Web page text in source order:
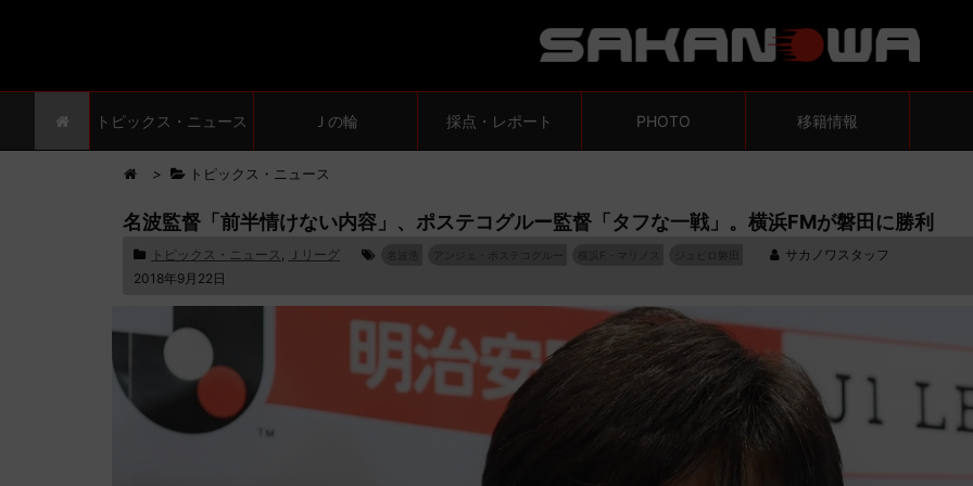
トピックス・ニュース Ｊの輪 採点・レポート PHOTO 移籍情報
> トピックス・ニュース
名波監督「前半情けない内容」、ポステコグルー監督「タフな一戦」。横浜FMが磐田に勝利
トピックス・ニュース , Ｊリーグ
サカノワスタッフ
2018年9月22日